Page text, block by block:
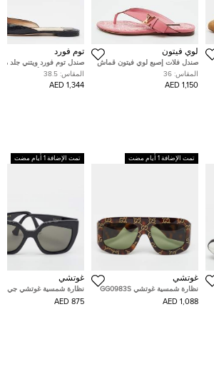
لوي فيتون
صندل فلات إصبع لوي فيتون قماش
كريمي مقاس 38
المقاس: 36
1,150 AED
توم فورد
صندل توم فورد ويتني جلد
بنقشة السحلية أسود
38.5
المقاس: 38.5
1,344 AED
تمت الإضافة 1 أيام مضت
غوتشي
نظارة شمسية غوتشي GG0983S
بحماية بنية بلون صدفة السلحفاة
1,088 AED
تمت الإضافة 1 أيام مضت
غوتشي
نظارة شمسية غوتشي جي
جي1300إس سوداء بفراشة
875 AED